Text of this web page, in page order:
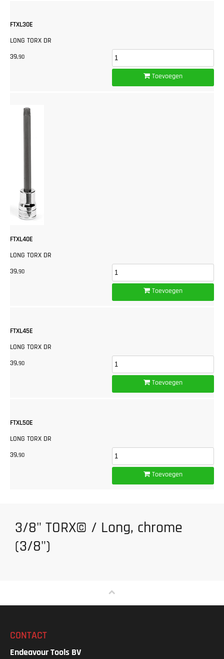
FTXL30E
LONG TORX DR
39,90
Toevoegen
FTXL40E
LONG TORX DR
39,90
Toevoegen
FTXL45E
LONG TORX DR
39,90
Toevoegen
FTXL50E
LONG TORX DR
39,90
Toevoegen
3/8" TORX© / Long, chrome
(3/8")
CONTACT
Endeavour Tools BV